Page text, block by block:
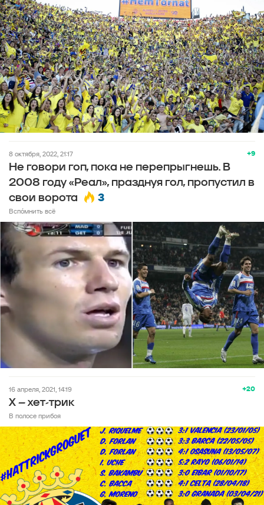
+9
8 октября, 2022, 21:17
Не говори гоп, пока не перепрыгнешь. В
2008 году «Реал», празднуя гол, пропустил в
свои ворота
3
Вспо́мнить всё
+20
16 апреля, 2021, 14:19
Х – хет-трик
В полосе прибоя